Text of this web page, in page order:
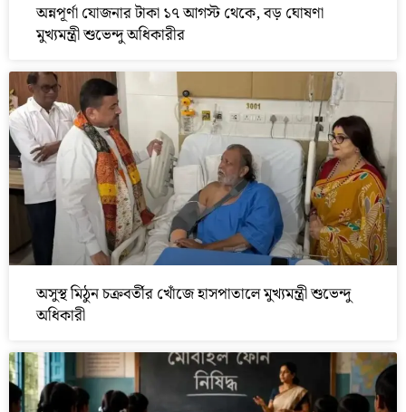
অন্নপূর্ণা যোজনার টাকা ১৭ আগস্ট থেকে, বড় ঘোষণা
মুখ্যমন্ত্রী শুভেন্দু অধিকারীর
অসুস্থ মিঠুন চক্রবর্তীর খোঁজে হাসপাতালে মুখ্যমন্ত্রী শুভেন্দু
অধিকারী